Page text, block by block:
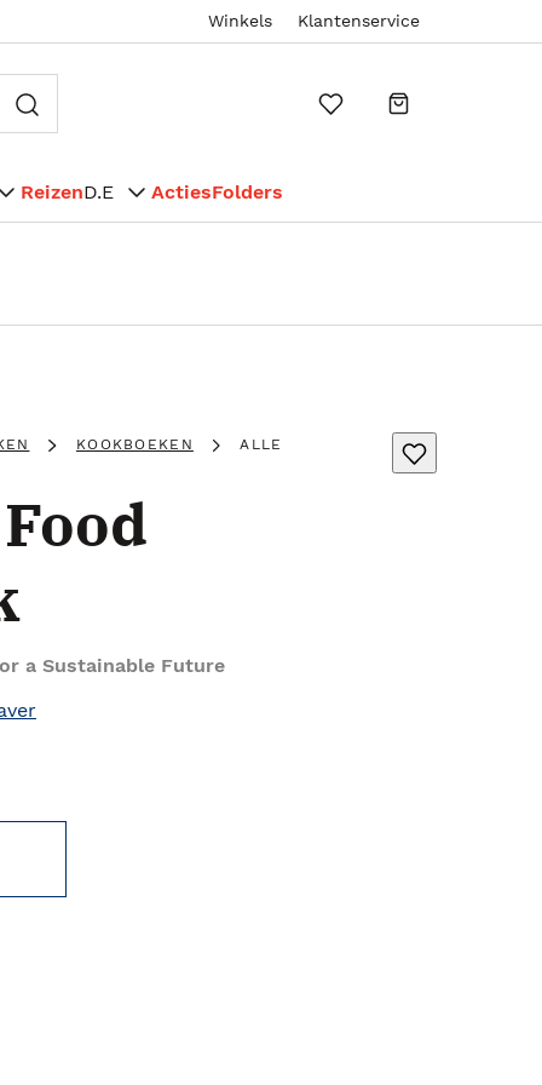
Winkels Klantenservice
ReizenD.E ActiesFolders
KOOKBOEKEN
ALLE
a Sustainable Future